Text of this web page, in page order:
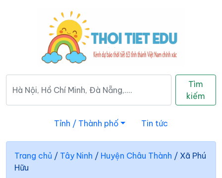
Tìm
kiếm
Tỉnh / Thành phố Tin tức
Trang chủ / Tây Ninh / Huyện Châu Thành / Xã Phú
Hữu